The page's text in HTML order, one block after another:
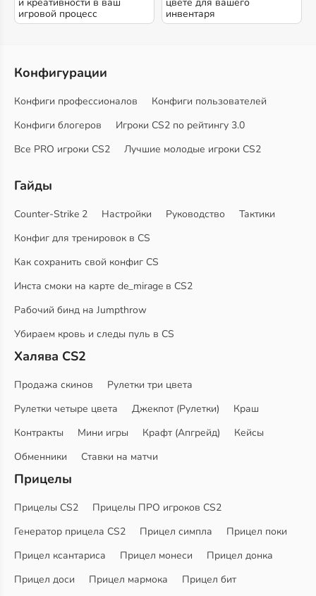
игровой процесс
инвентаря
Конфигурации
Конфиги профессионалов
Конфиги пользователей
Конфиги блогеров
Игроки CS2 по рейтингу 3.0
Все PRO игроки CS2
Лучшие молодые игроки CS2
Гайды
Counter-Strike 2 Настройки Руководство
Тактики
Конфиг для тренировок в CS
Как сохранить свой конфиг CS
Инста смоки на карте de_mirage в CS2
Рабочий бинд на Jumpthrow
Убираем кровь и следы пуль в CS
Халява CS2
Продажа скинов
Рулетки три цвета
Рулетки четыре цвета
Джекпот (Рулетки)
Краш
Контракты
Мини игры Крафт (Апгрейд)
Кейсы
Обменники
Ставки на матчи
Прицелы
Прицелы CS2
Прицелы ПРО игроков CS2
Генератор прицела CS2
Прицел симпла
Прицел поки
Прицел ксантариса
Прицел монеси
Прицел донка
Прицел доси
Прицел мармока
Прицел бит